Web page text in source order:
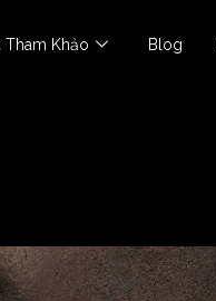
Tham Khảo Blog
Nam